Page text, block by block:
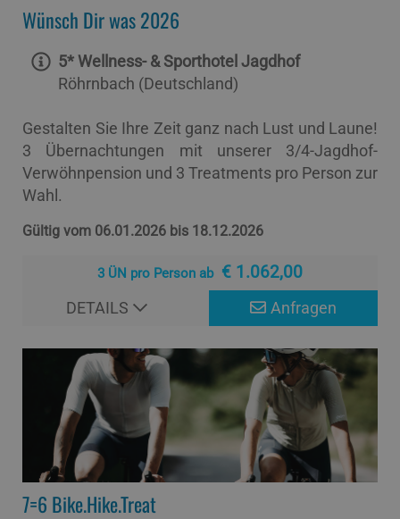
Wünsch Dir was 2026
5* Wellness- & Sporthotel Jagdhof
Röhrnbach (Deutschland)
Gestalten Sie Ihre Zeit ganz nach Lust und Laune!
3 Übernachtungen mit unserer 3/4-Jagdhof-
Verwöhnpension und 3 Treatments pro Person zur
Wahl.
Gültig vom 06.01.2026 bis 18.12.2026
3 ÜN pro Person ab € 1.062,00
Anfragen
DETAILS
7=6 Bike.Hike.Treat